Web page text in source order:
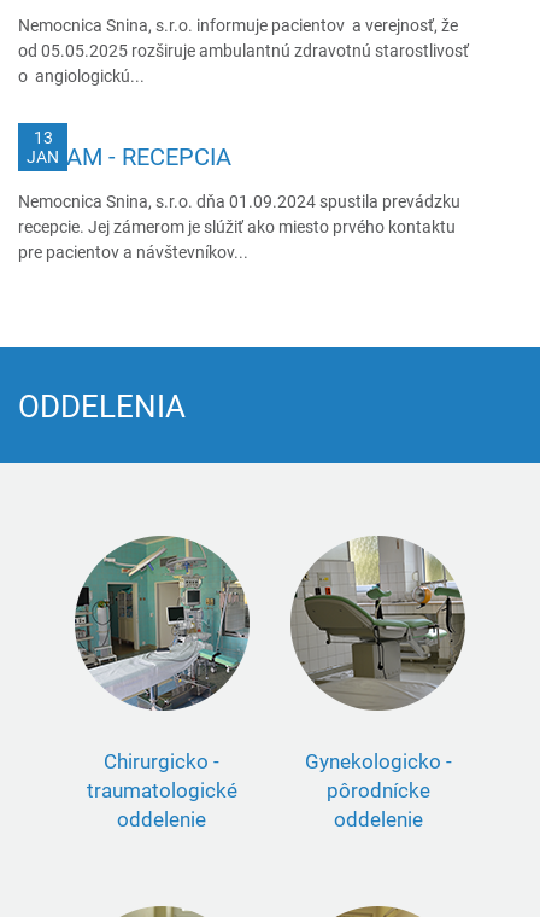
Nemocnica Snina, s.r.o. informuje pacientov a verejnosť, že
od 05.05.2025 rozširuje ambulantnú zdravotnú starostlivosť
o angiologickú...
13
JAN
OZNAM - RECEPCIA
Nemocnica Snina, s.r.o. dňa 01.09.2024 spustila prevádzku
recepcie. Jej zámerom je slúžiť ako miesto prvého kontaktu
pre pacientov a návštevníkov...
ODDELENIA
Chirurgicko -
traumatologické
oddelenie
Gynekologicko -
pôrodnícke
oddelenie